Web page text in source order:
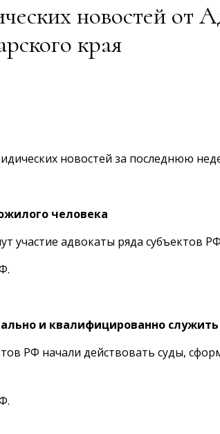
новостей от
края
новостей за последнюю
человека
участие адвокаты ряда субъектов
и квалифицированно
РФ начали действовать суды,